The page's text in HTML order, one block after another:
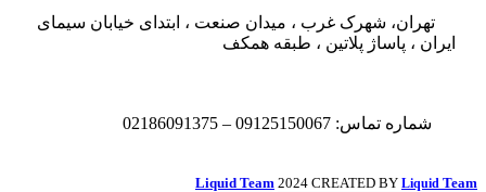
تهران، شهرک غرب ، میدان صنعت ، ابتدای خیابان سیمای
ایران ، پاساژ پلاتین ، طبقه همکف
شماره تماس: 09125150067 – 02186091375
Liquid Team 2024 CREATED BY Liquid Team